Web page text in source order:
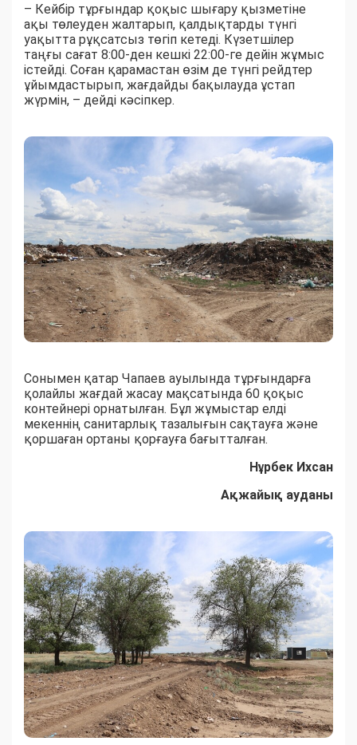
– Кейбір тұрғындар қоқыс шығару қызметіне
ақы төлеуден жалтарып, қалдықтарды түнгі
уақытта рұқсатсыз төгіп кетеді. Күзетшілер
таңғы сағат 8:00-ден кешкі 22:00-ге дейін жұмыс
істейді. Соған қарамастан өзім де түнгі рейдтер
ұйымдастырып, жағдайды бақылауда ұстап
жүрмін, – дейді кәсіпкер.
Сонымен қатар Чапаев ауылында тұрғындарға
қолайлы жағдай жасау мақсатында 60 қоқыс
контейнері орнатылған. Бұл жұмыстар елді
мекеннің санитарлық тазалығын сақтауға және
қоршаған ортаны қорғауға бағытталған.
Нұрбек Ихсан
Ақжайық ауданы